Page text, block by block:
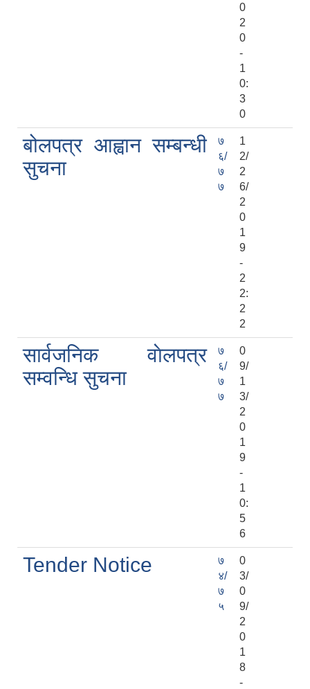
0
2
0
-
1
0:
3
0
बोलपत्र आह्वान सम्बन्धी
सुचना
७
६/
७
७
1
2/
2
6/
2
0
1
9
-
2
2:
2
2
सार्वजनिक वाेलपत्र
सम्वन्धि सुचना
७
६/
७
७
0
9/
1
3/
2
0
1
9
-
1
0:
5
6
Tender Notice
७
४/
७
५
0
3/
0
9/
2
0
1
8
-